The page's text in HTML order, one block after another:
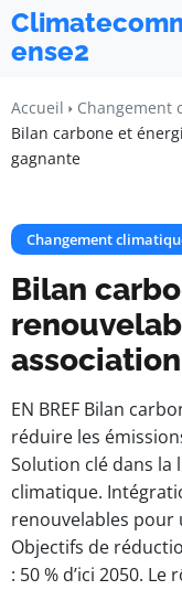
ense2
Accueil
Changement
Bilan carbone et
gagnante
Changement
Bilan
EN BREF Bilan
réduire les
Solution clé dans
climatique.
renouvelables pour
Objectifs de
: 50 % d’ici 2050. Le